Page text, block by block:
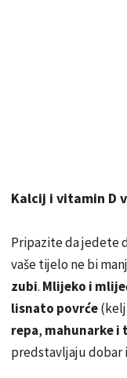
Kalcij i vitamin D
Pripazite da jedete
vaše tijelo ne bi
zubi. Mlijeko i
lisnato povrće
repa, mahunarke i
predstavljaju dobar